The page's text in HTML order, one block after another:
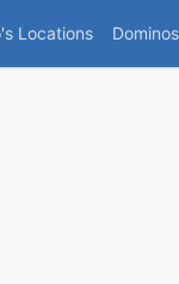
Locations(current)